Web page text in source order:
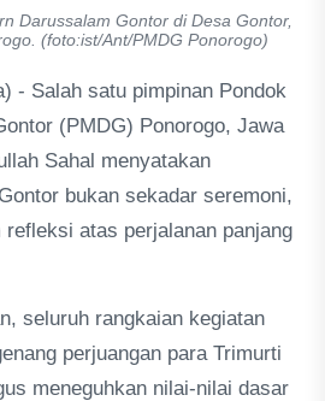
Darussalam Gontor di Desa Gontor,
(foto:ist/Ant/PMDG Ponorogo)
- Salah satu pimpinan Pondok
(PMDG) Ponorogo, Jawa
Sahal menyatakan
bukan sekadar seremoni,
refleksi atas perjalanan panjang
seluruh rangkaian kegiatan
perjuangan para Trimurti
meneguhkan nilai-nilai dasar